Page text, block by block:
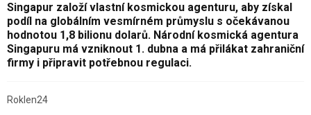
Singapur založí vlastní kosmickou agenturu, aby získal
podíl na globálním vesmírném průmyslu s očekávanou
hodnotou 1,8 bilionu dolarů. Národní kosmická agentura
Singapuru má vzniknout 1. dubna a má přilákat zahraniční
firmy i připravit potřebnou regulaci.
Roklen24